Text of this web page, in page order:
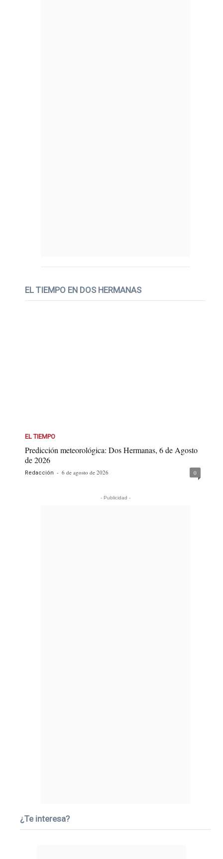
EL TIEMPO EN DOS HERMANAS
EL TIEMPO
Predicción meteorológica: Dos Hermanas, 6 de Agosto
de 2026
Redacción - 6 de agosto de 2026 0
- Publicidad -
¿Te interesa?